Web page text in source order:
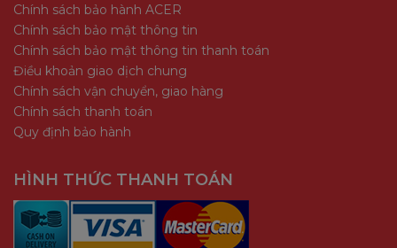
Chính sách bảo hành ACER
Chính sách bảo mật thông tin
Chính sách bảo mật thông tin thanh toán
Điều khoản giao dịch chung
Chính sách vận chuyển, giao hàng
Chính sách thanh toán
Quy định bảo hành
HÌNH THỨC THANH TOÁN